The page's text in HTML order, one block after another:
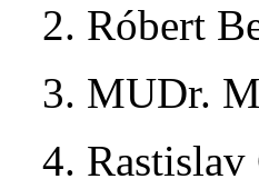
2. Róbert
3. MUDr.
4. Rastislav